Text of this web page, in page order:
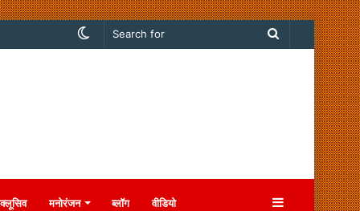
Search
Switch
मनोरंजन ब्लॉग वीडियो Sidebar